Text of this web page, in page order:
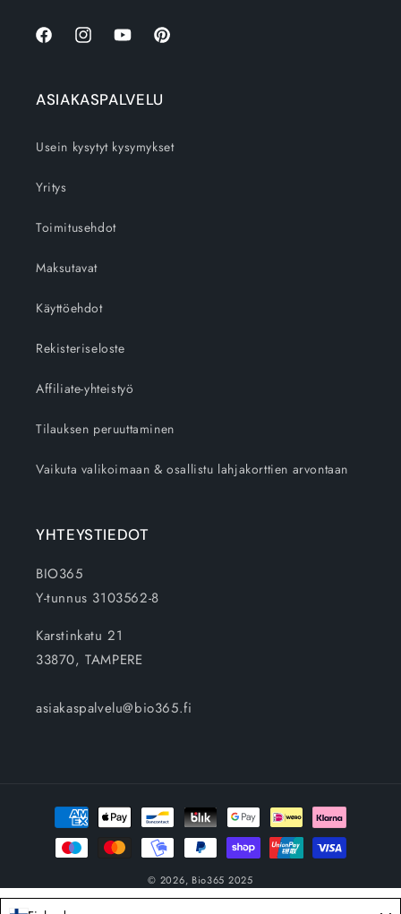
FacebookInstagramYouTubePinterest
ASIAKASPALVELU
Usein kysytyt kysymykset
Yritys
Toimitusehdot
Maksutavat
Käyttöehdot
Rekisteriseloste
Affiliate-yhteistyö
Tilauksen peruuttaminen
Vaikuta valikoimaan & osallistu lahjakorttien arvontaan
YHTEYSTIEDOT
BIO365
Y-tunnus 3103562-8
Karstinkatu 21
33870, TAMPERE
asiakaspalvelu@bio365.fi
Maksutavat
© 2026, Bio365 2025